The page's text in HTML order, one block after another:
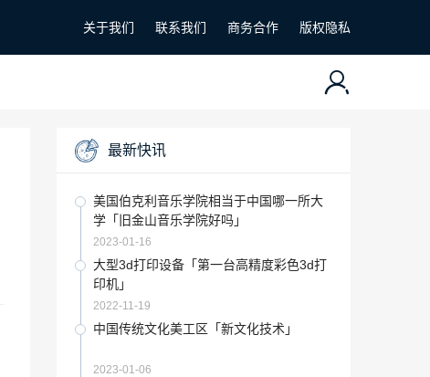
关于我们 联系我们 商务合作 版权隐私
最新快讯
美国伯克利音乐学院相当于中国哪一所大
学「旧金山音乐学院好吗」
2023-01-16
大型3d打印设备「第一台高精度彩色3d打
印机」
2022-11-19
中国传统文化美工区「新文化技术」
2023-01-06